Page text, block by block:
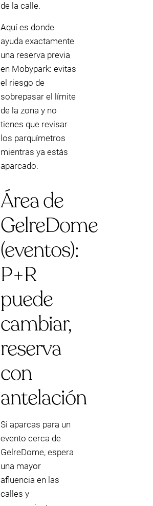
de la calle.
Aquí es donde
ayuda exactamente
una reserva previa
en Mobypark: evitas
el riesgo de
sobrepasar el límite
de la zona y no
tienes que revisar
los parquímetros
mientras ya estás
aparcado.
Área de
GelreDome
(eventos):
P+R
puede
cambiar,
reserva
con
antelación
Si aparcas para un
evento cerca de
GelreDome, espera
una mayor
afluencia en las
calles y